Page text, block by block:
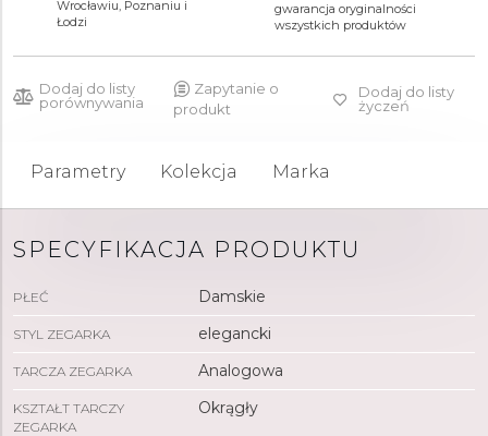
4 790 zł
Wrocławiu, Poznaniu i
Łodzi
gwarancja oryginalności
wszystkich produktów
Dodaj do listy
porównywania
Zapytanie o
produkt
Dodaj do listy
życzeń
Parametry Kolekcja Marka
SPECYFIKACJA PRODUKTU
PŁEĆ Damskie
STYL ZEGARKA elegancki
TARCZA ZEGARKA Analogowa
KSZTAŁT TARCZY
ZEGARKA
Okrągły